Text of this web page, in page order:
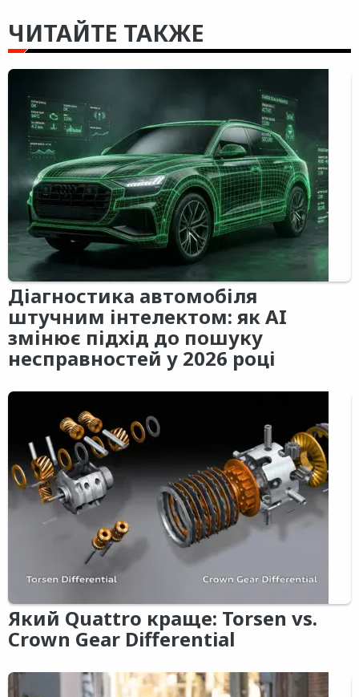
ЧИТАЙТЕ ТАКЖЕ
Діагностика автомобіля
штучним інтелектом: як AI
змінює підхід до пошуку
несправностей у 2026 році
Який Quattro краще: Torsen vs.
Crown Gear Differential